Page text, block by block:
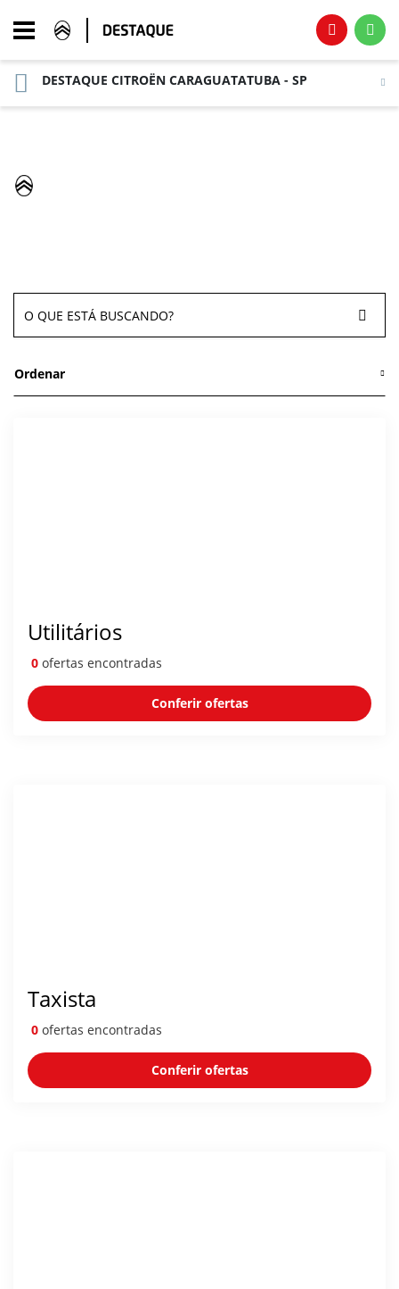
DESTAQUE CITROËN CARAGUATATUBA - SP
Ordenar
Utilitários
0 ofertas encontradas
Conferir ofertas
Taxista
0 ofertas encontradas
Conferir ofertas